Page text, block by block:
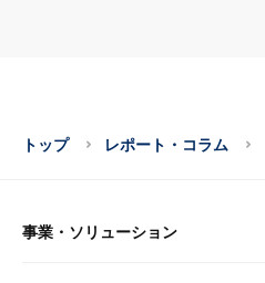
トップ レポート・コラム
事業・ソリューション